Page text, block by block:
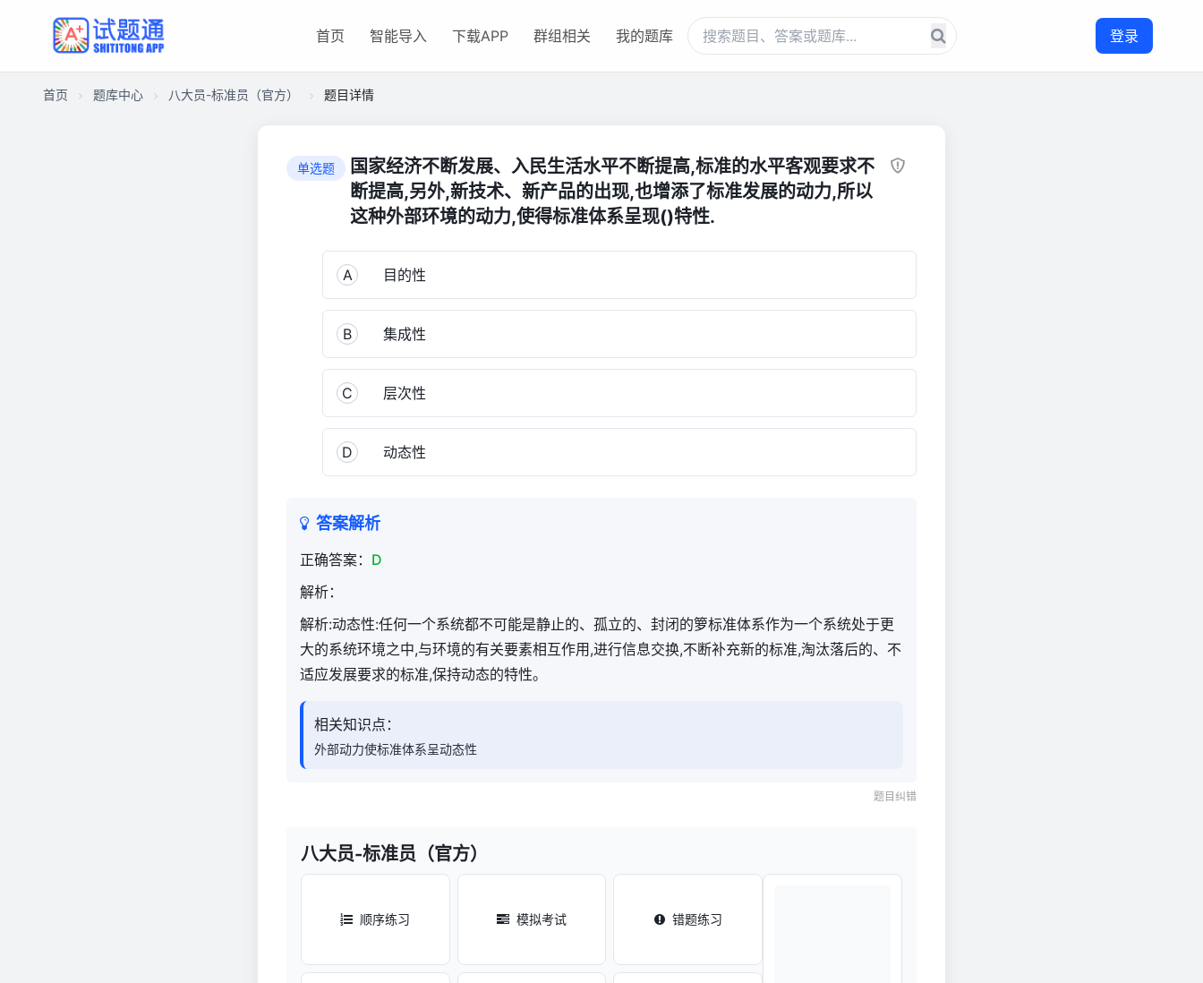
首页 智能导入 下载APP 群组相关 我的题库 登录
首页 题库中心 八大员-标准员（官方） 题目详情
单选题
国家经济不断发展、入民生活水平不断提高,标准的水平客观要求不
断提高,另外,新技术、新产品的出现,也增添了标准发展的动力,所以
这种外部环境的动力,使得标准体系呈现()特性.
A 目的性
B 集成性
C 层次性
D 动态性
答案解析
正确答案： D
解析：
解析:动态性:任何一个系统都不可能是静止的、孤立的、封闭的箩标准体系作为一个系统处于更
大的系统环境之中,与环境的有关要素相互作用,进行信息交换,不断补充新的标准,淘汰落后的、不
适应发展要求的标准,保持动态的特性。
相关知识点：
外部动力使标准体系呈动态性
题目纠错
八大员-标准员（官方）
顺序练习 模拟考试 错题练习